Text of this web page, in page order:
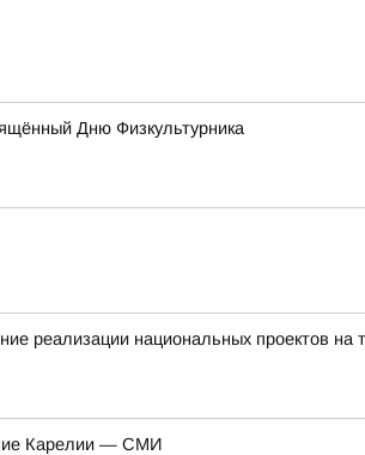
Дню Физкультурника
реализации национальных проектов на
Карелии — СМИ